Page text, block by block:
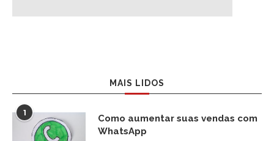
MAIS LIDOS
1
Como aumentar suas vendas com
WhatsApp